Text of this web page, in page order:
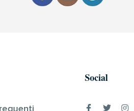
Social